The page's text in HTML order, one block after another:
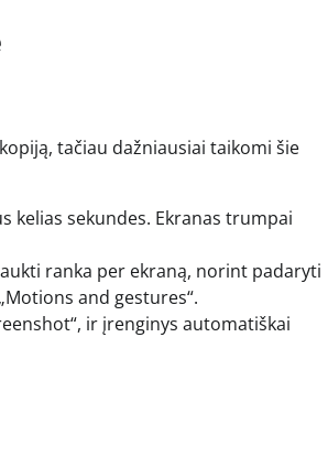
tačiau dažniausiai taikomi šie
kelias sekundes. Ekranas trumpai
ranka per ekraną, norint padaryti
and gestures“.
ir įrenginys automatiškai